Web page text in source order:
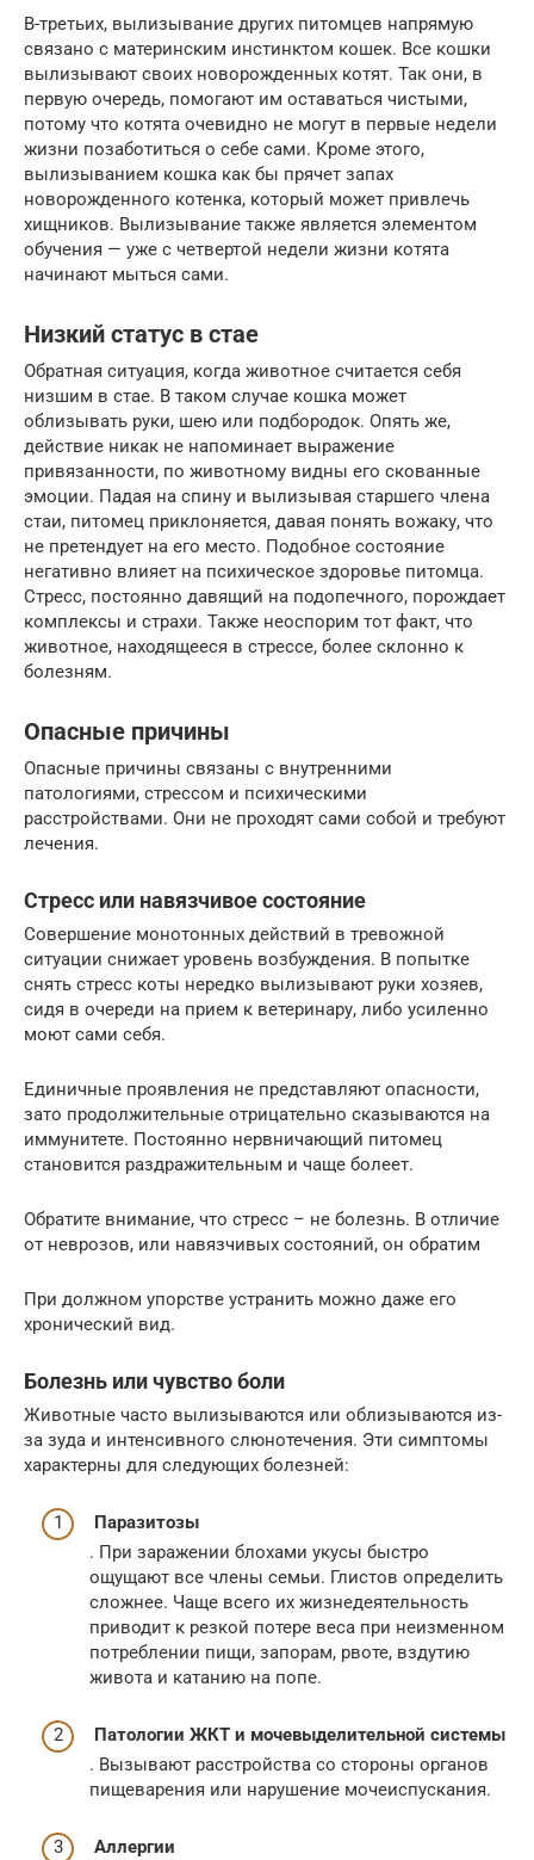
В-третьих, вылизывание других питомцев напрямую
связано с материнским инстинктом кошек. Все кошки
вылизывают своих новорожденных котят. Так они, в
первую очередь, помогают им оставаться чистыми,
потому что котята очевидно не могут в первые недели
жизни позаботиться о себе сами. Кроме этого,
вылизыванием кошка как бы прячет запах
новорожденного котенка, который может привлечь
хищников. Вылизывание также является элементом
обучения — уже с четвертой недели жизни котята
начинают мыться сами.
Низкий статус в стае
Обратная ситуация, когда животное считается себя
низшим в стае. В таком случае кошка может
облизывать руки, шею или подбородок. Опять же,
действие никак не напоминает выражение
привязанности, по животному видны его скованные
эмоции. Падая на спину и вылизывая старшего члена
стаи, питомец приклоняется, давая понять вожаку, что
не претендует на его место. Подобное состояние
негативно влияет на психическое здоровье питомца.
Стресс, постоянно давящий на подопечного, порождает
комплексы и страхи. Также неоспорим тот факт, что
животное, находящееся в стрессе, более склонно к
болезням.
Опасные причины
Опасные причины связаны с внутренними
патологиями, стрессом и психическими
расстройствами. Они не проходят сами собой и требуют
лечения.
Стресс или навязчивое состояние
Совершение монотонных действий в тревожной
ситуации снижает уровень возбуждения. В попытке
снять стресс коты нередко вылизывают руки хозяев,
сидя в очереди на прием к ветеринару, либо усиленно
моют сами себя.
Единичные проявления не представляют опасности,
зато продолжительные отрицательно сказываются на
иммунитете. Постоянно нервничающий питомец
становится раздражительным и чаще болеет.
Обратите внимание, что стресс – не болезнь. В отличие
от неврозов, или навязчивых состояний, он обратим
При должном упорстве устранить можно даже его
хронический вид.
Болезнь или чувство боли
Животные часто вылизываются или облизываются из-
за зуда и интенсивного слюнотечения. Эти симптомы
характерны для следующих болезней:
Паразитозы
. При заражении блохами укусы быстро
ощущают все члены семьи. Глистов определить
сложнее. Чаще всего их жизнедеятельность
приводит к резкой потере веса при неизменном
потреблении пищи, запорам, рвоте, вздутию
живота и катанию на попе.
Патологии ЖКТ и мочевыделительной системы
. Вызывают расстройства со стороны органов
пищеварения или нарушение мочеиспускания.
Аллергии